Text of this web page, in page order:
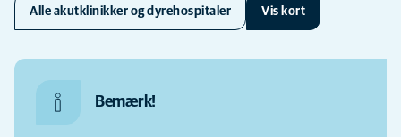
Alle akutklinikker og dyrehospitaler Vis kort
Bemærk!